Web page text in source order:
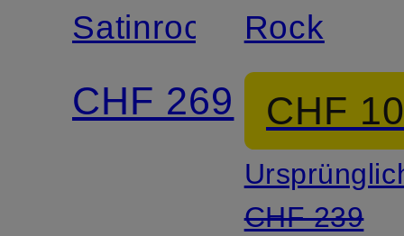
Satinrock
CHF 269
Rock
CHF
CHF 239